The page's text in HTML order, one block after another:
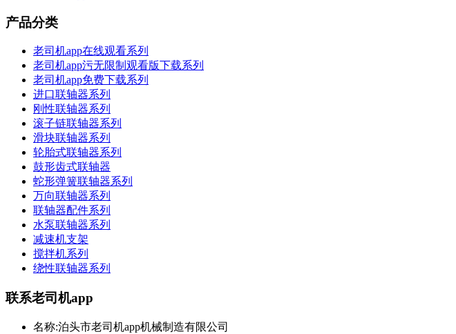
产品分类
老司机app在线观看系列
老司机app污无限制观看版下载系列
老司机app免费下载系列
进口联轴器系列
刚性联轴器系列
滚子链联轴器系列
滑块联轴器系列
轮胎式联轴器系列
鼓形齿式联轴器
蛇形弹簧联轴器系列
万向联轴器系列
联轴器配件系列
水泵联轴器系列
减速机支架
搅拌机系列
绕性联轴器系列
联系老司机app
名称:泊头市老司机app机械制造有限公司